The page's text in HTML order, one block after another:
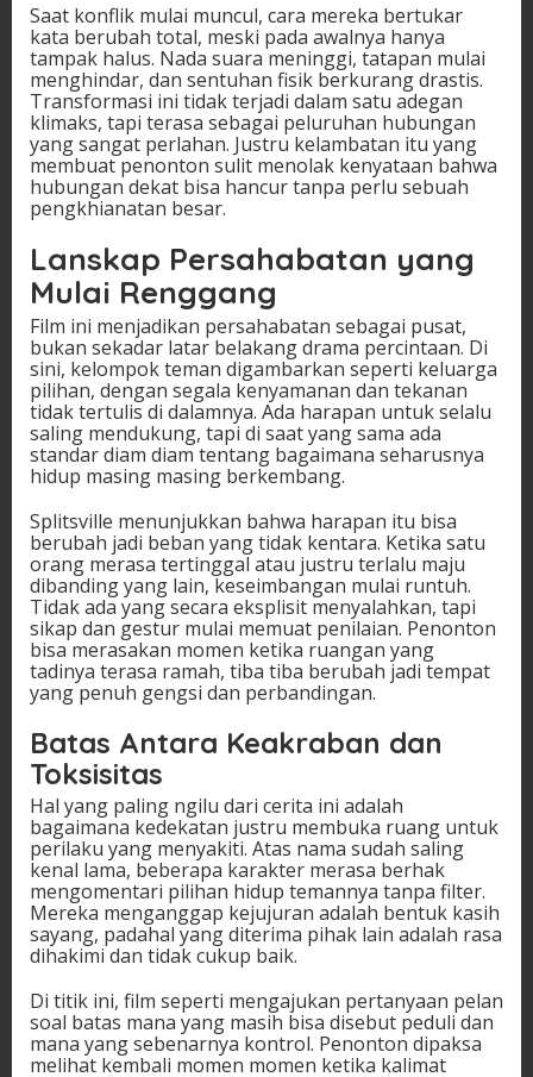
Saat konflik mulai muncul, cara mereka bertukar
kata berubah total, meski pada awalnya hanya
tampak halus. Nada suara meninggi, tatapan mulai
menghindar, dan sentuhan fisik berkurang drastis.
Transformasi ini tidak terjadi dalam satu adegan
klimaks, tapi terasa sebagai peluruhan hubungan
yang sangat perlahan. Justru kelambatan itu yang
membuat penonton sulit menolak kenyataan bahwa
hubungan dekat bisa hancur tanpa perlu sebuah
pengkhianatan besar.
Lanskap Persahabatan yang
Mulai Renggang
Film ini menjadikan persahabatan sebagai pusat,
bukan sekadar latar belakang drama percintaan. Di
sini, kelompok teman digambarkan seperti keluarga
pilihan, dengan segala kenyamanan dan tekanan
tidak tertulis di dalamnya. Ada harapan untuk selalu
saling mendukung, tapi di saat yang sama ada
standar diam diam tentang bagaimana seharusnya
hidup masing masing berkembang.
Splitsville menunjukkan bahwa harapan itu bisa
berubah jadi beban yang tidak kentara. Ketika satu
orang merasa tertinggal atau justru terlalu maju
dibanding yang lain, keseimbangan mulai runtuh.
Tidak ada yang secara eksplisit menyalahkan, tapi
sikap dan gestur mulai memuat penilaian. Penonton
bisa merasakan momen ketika ruangan yang
tadinya terasa ramah, tiba tiba berubah jadi tempat
yang penuh gengsi dan perbandingan.
Batas Antara Keakraban dan
Toksisitas
Hal yang paling ngilu dari cerita ini adalah
bagaimana kedekatan justru membuka ruang untuk
perilaku yang menyakiti. Atas nama sudah saling
kenal lama, beberapa karakter merasa berhak
mengomentari pilihan hidup temannya tanpa filter.
Mereka menganggap kejujuran adalah bentuk kasih
sayang, padahal yang diterima pihak lain adalah rasa
dihakimi dan tidak cukup baik.
Di titik ini, film seperti mengajukan pertanyaan pelan
soal batas mana yang masih bisa disebut peduli dan
mana yang sebenarnya kontrol. Penonton dipaksa
melihat kembali momen momen ketika kalimat